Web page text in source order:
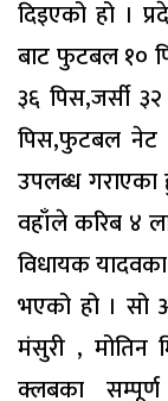
दिइएको हो ।
बाट फुटबल १०
३६ पिस,जर्सी
पिस,फुटबल नेट
उपलब्ध
वहाँले करिब ४
विधायक
भएको हो । सो
मंसुरी , मोतिन
क्लबका